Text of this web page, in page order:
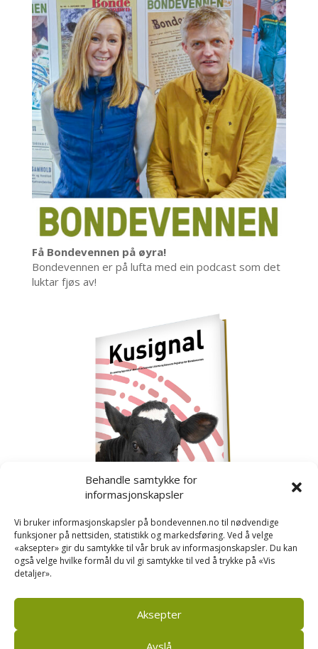
Behandle samtykke for
informasjonskapsler
Vi bruker informasjonskapsler på bondevennen.no til nødvendige
funksjoner på nettsiden, statistikk og markedsføring. Ved å velge
«aksepter» gir du samtykke til vår bruk av informasjonskapsler. Du kan
også velge hvilke formål du vil gi samtykke til ved å trykke på «Vis
detaljer».
Aksepter
Avslå
Få Bondevennen på øyra!
Bondevennen er på lufta med ein podcast som det
luktar fjøs av!
Kusignal